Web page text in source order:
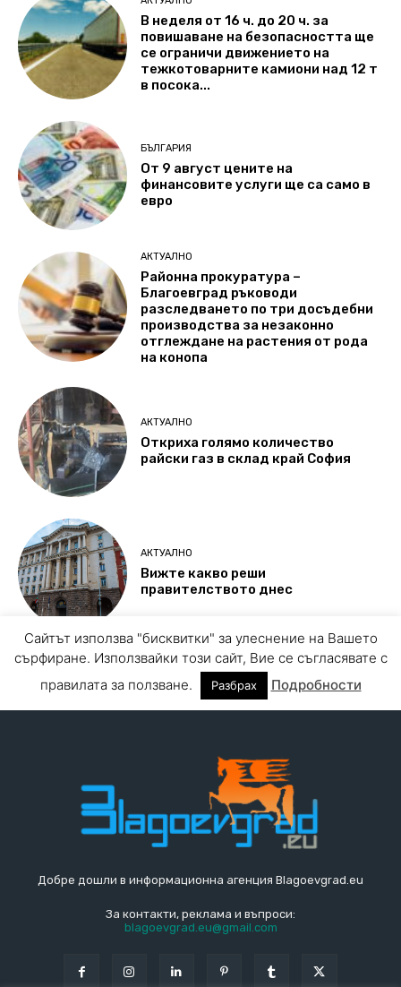
Добре дошли в информационна агенция Blagoevgrad.eu
За контакти, реклама и въпроси:
blagoevgrad.eu@gmail.com